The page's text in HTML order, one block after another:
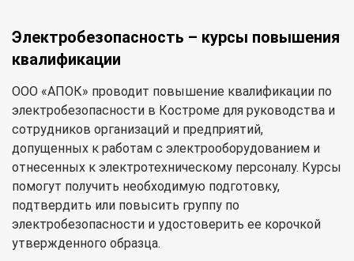
Электробезопасность – курсы повышения
квалификации
ООО «АПОК» проводит повышение квалификации по
электробезопасности в Костроме для руководства и
сотрудников организаций и предприятий,
допущенных к работам с электрооборудованием и
отнесенных к электротехническому персоналу. Курсы
помогут получить необходимую подготовку,
подтвердить или повысить группу по
электробезопасности и удостоверить ее корочкой
утвержденного образца.